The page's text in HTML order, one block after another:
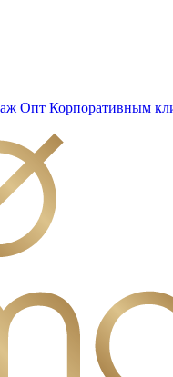
Опт Корпоративным